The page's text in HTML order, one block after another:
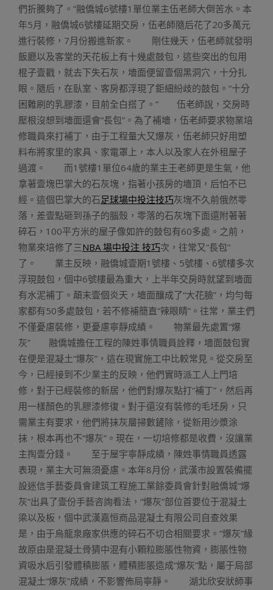
們折騰夠了。”融僑城6號樓1單位業主伍老師大倒苦水。本
年5月，融僑城6號樓延期交房，伍老師隨后花了20多萬元
進行裝修，7月份搬進新家。 剛住幾天，伍老師就發明
飯廳以及客堂的天花板上有十幾處鼓包，這些突出的包用
棍子壹戳，就去下失石灰，墻面便留壹個黑洞穴，十分扎
眼。隨后，在臥室、客房都浮現了鉅細紛歧的鼓包。“十分
困難刷的乳膠漆，目前全白搭了。” 伍老師說，交房時
壓根沒想到墻面還會“長包”。為了補墻，伍老師要求物業培
修職員來打補丁，由于工程量大又爆灰，伍老師只好用塑
料布將家里的家具、家電罩上，本人以及家人在外租屋子
過渡。 而1號樓1單位64歲的業主王老師更是生氣，他
拿著壹塊巴掌大的石灰塊，指著小孩房的墻頂，后怕不已
經。這個巴掌大的石足球場中投注技巧灰塊不久前俄然零
落，差壹點砸到孫子的腦殼，零落的石灰塊下面還附著著
碎石，100平方米的屋子像如許的鼓包有60多處。之前，
物業來培修了三NBA 場中投注 技巧次，往常又“長包”
了。 業主反映，融僑城壹期1號樓、5號樓、6號樓多次
浮現鼓包，個中6號樓最為重大，上半年交房時就望到墻面
有水泥補丁。顛末壹個炎天，墻面釀成了“大花臉”，均勻每
家都有50多處鼓包，若不修補簡直“辣眼睛”。往常，業主們
不僅憂慮裝修，更憂慮寧靜成績。 物業最先處置“爆
灰” 融僑城擔任工程的陳姓事情職員詮釋，墻面鼓包實
在便是混凝土“爆灰”，這在現實施工中比較常見。從交房至
今，已經接到不少業主的反映，他們實時派工人上門培
修，對于已經裝修的新居，他們對爆灰點打“補丁”，然后再
用一樣顏色的乳膠漆修復。對于還沒有裝修的毛坯房，只
需業主有要求，他們將抹灰層掃數鏟除，從新用沙漿涂
抹，根本再也不“爆灰”。現在，一切培修都是收費，沒讓業
主掏壹分錢。 至于屋宇寧靜成績，陳姓事情職員透露
表現，業主大可無須憂慮。本年8月份，武漢市設置裝備擺
設迷信手藝委員會建筑工程施工業餘委員會針對融僑城“爆
灰”出具了壹份手藝咨詢看法，“爆灰”部位首要位于混凝土
梁以及板，個中武漢嘉恒商品混凝土有限公司自查效果
是，由于烏龍泉廠家供應的碎石不切合相關要求。“爆灰”緣
故原由是混凝土骨猜中混有小顆粒膨脹性物資，膨脹性物
資吸水后引發體積膨脹，體積膨脹造成“爆灰”點，屬于局部
混凝土“爆灰”成績，不影響佈局寧靜。 湖北欣安狀師事